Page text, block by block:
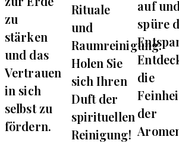
zu
stärken
und das
Vertrauen
in sich
selbst zu
fördern.
Rituale
und
Raumreinigung.
Holen Sie
sich Ihren
Duft der
spirituellen
Reinigung!
auf und
spüre
die
der